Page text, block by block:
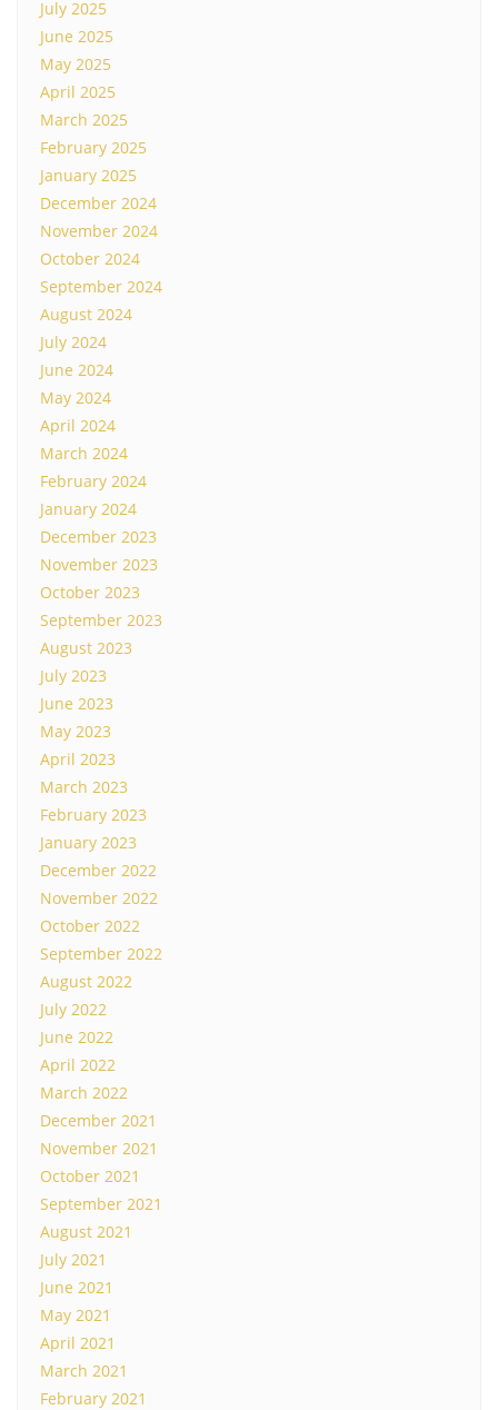
July 2025
June 2025
May 2025
April 2025
March 2025
February 2025
January 2025
December 2024
November 2024
October 2024
September 2024
August 2024
July 2024
June 2024
May 2024
April 2024
March 2024
February 2024
January 2024
December 2023
November 2023
October 2023
September 2023
August 2023
July 2023
June 2023
May 2023
April 2023
March 2023
February 2023
January 2023
December 2022
November 2022
October 2022
September 2022
August 2022
July 2022
June 2022
April 2022
March 2022
December 2021
November 2021
October 2021
September 2021
August 2021
July 2021
June 2021
May 2021
April 2021
March 2021
February 2021